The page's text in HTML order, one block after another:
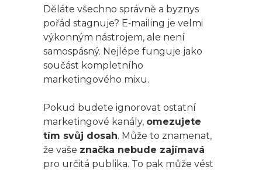
Děláte všechno správně a byznys
pořád stagnuje? E‑mailing je velmi
výkonným nástrojem, ale není
samospásný. Nejlépe funguje jako
součást kompletního
marketingového mixu.
Pokud budete ignorovat ostatní
marketingové kanály, omezujete
tím svůj dosah. Může to znamenat,
že vaše značka nebude zajímavá
pro určitá publika. To pak může vést